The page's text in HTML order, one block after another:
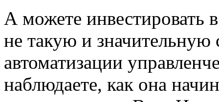
А можете инвестировать
не такую и
автоматизации
наблюдаете, как она